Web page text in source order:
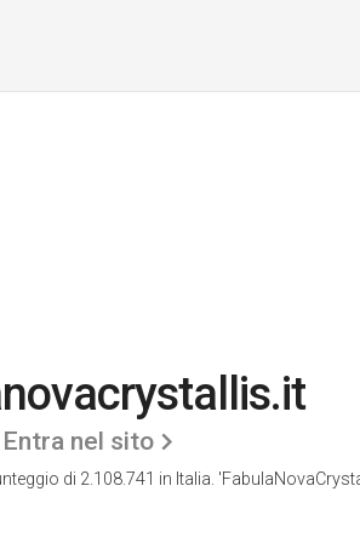
Entra nel sito
di 2.108.741 in Italia.